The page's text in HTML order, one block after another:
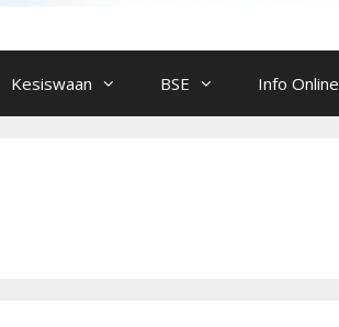
Kesiswaan BSE Info Online